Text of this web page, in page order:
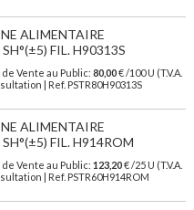
ALIMENTAIRE
FIL. H90313S
de Vente au Public: 80,00€ /100 U (T.V.A.
| Ref. PSTR80H90313S
ALIMENTAIRE
FIL. H914ROM
de Vente au Public: 123,20€ /25 U (T.V.A.
| Ref. PSTR60H914ROM